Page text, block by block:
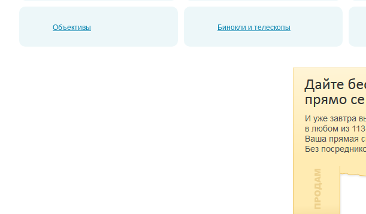
Объективы Бинокли и телескопы